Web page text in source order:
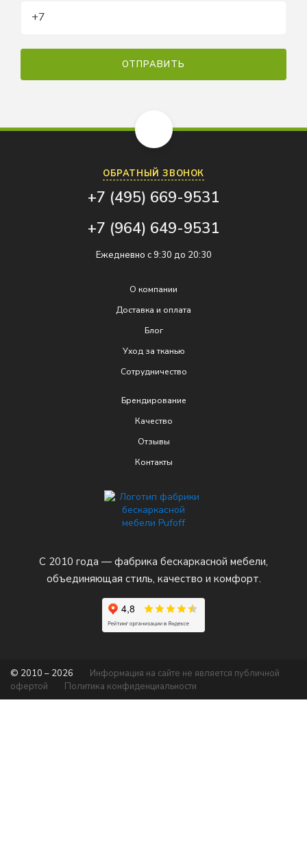
С 2010 года — фабрика бескаркасной мебели,
объединяющая стиль, качество и комфорт.
О компании
Доставка и оплата
Блог
Уход за тканью
Сотрудничество
Брендирование
Качеcтво
Отзывы
Контакты
ОБРАТНЫЙ ЗВОНОК
+7 (495) 669-9531
+7 (964) 649-9531
Ежедневно с 9:30 до 20:30
© 2010 – 2026
Информация на сайте не является публичной
офертой
Политика конфиденциальности